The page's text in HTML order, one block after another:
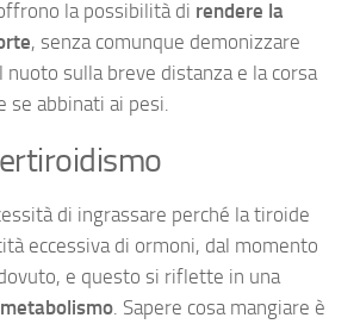
la possibilità di rendere la
, senza comunque demonizzare
nuoto sulla breve distanza e la corsa
se abbinati ai pesi.
di ingrassare perché la tiroide
eccessiva di ormoni, dal momento
e questo si riflette in una
. Sapere cosa mangiare è